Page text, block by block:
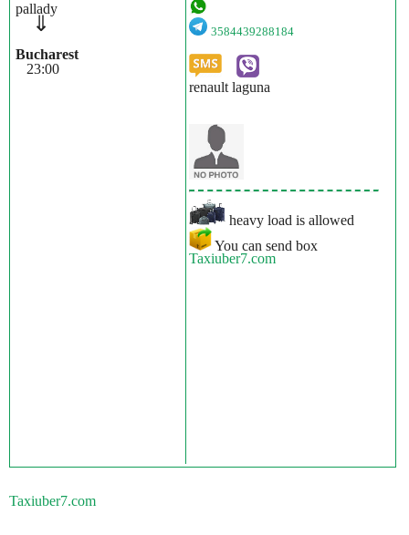
pallady
⇓
Bucharest
23:00
3584439288184
renault laguna
heavy load is allowed
You can send box
Taxiuber7.com
Taxiuber7.com